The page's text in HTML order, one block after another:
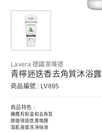
Lavera 德國萊唯德
青檸迷迭香去角質沐浴露
商品編號 : LV895
商品特色 :
橄欖籽粉溫和去角質
綠咖啡迷迭香喚醒
濕肌按摩洗淨絲滑